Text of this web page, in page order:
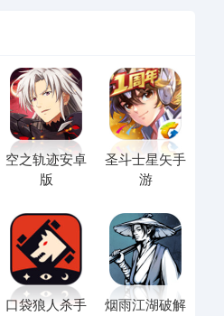
空之轨迹安卓
版
圣斗士星矢手
游
口袋狼人杀手
烟雨江湖破解